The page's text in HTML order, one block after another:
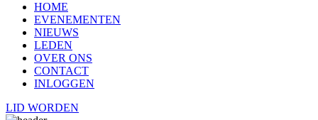
HOME
EVENEMENTEN
NIEUWS
LEDEN
OVER ONS
CONTACT
INLOGGEN
LID WORDEN